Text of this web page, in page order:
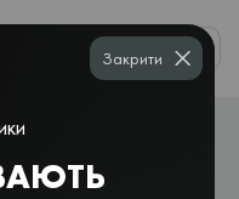
0
Закрити